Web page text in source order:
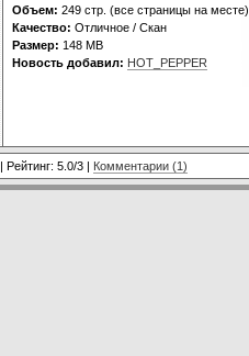
Объем: 249 стр. (все страницы на месте)
Качество: Отличное / Скан
Размер: 148 MB
Новость добавил: HOT_PEPPER
| Рейтинг: 5.0/3 | Комментарии (1)